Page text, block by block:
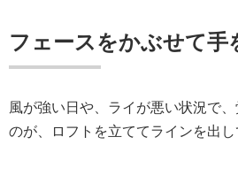
フェースをかぶせて手
風が強い日や、ライが悪い状況で
のが、ロフトを立ててラインを出し